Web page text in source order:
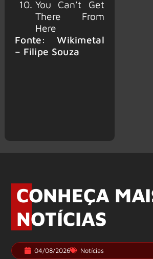
You Can’t Get
There From
Here
Fonte: Wikimetal
– Filipe Souza
CONHEÇA
NOTÍCIAS
04/08/2026 Notícias